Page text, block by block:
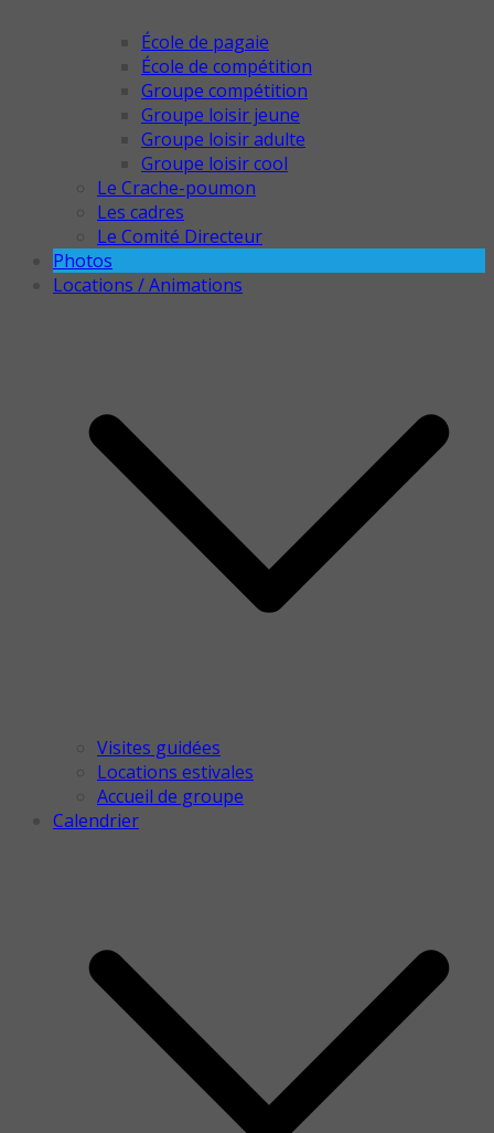
École de pagaie
École de compétition
Groupe compétition
Groupe loisir jeune
Groupe loisir adulte
Groupe loisir cool
Le Crache-poumon
Les cadres
Le Comité Directeur
Photos
Locations / Animations
Visites guidées
Locations estivales
Accueil de groupe
Calendrier